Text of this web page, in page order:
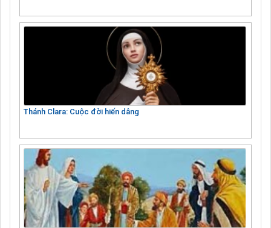
Thánh Clara: Cuộc đời hiến dâng